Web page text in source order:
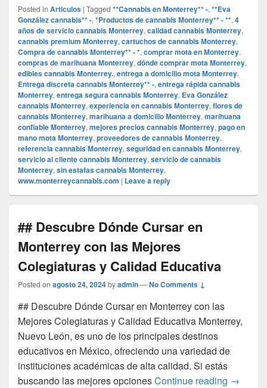
Posted in Articulos | Tagged **Cannabis en Monterrey** -, **Eva
González cannabis** -, *Productos de cannabis Monterrey** - **, 4
años de servicio cannabis Monterrey, calidad cannabis Monterrey,
cannabis premium Monterrey, cartuchos de cannabis Monterrey,
Compra de cannabis Monterrey** - *, comprar mota en Monterrey,
compras de marihuana Monterrey, dónde comprar mota Monterrey,
edibles cannabis Monterrey., entrega a domicilio mota Monterrey,
Entrega discreta cannabis Monterrey** -, entrega rápida cannabis
Monterrey, entrega segura cannabis Monterrey, Eva González
cannabis Monterrey, experiencia en cannabis Monterrey, flores de
cannabis Monterrey, marihuana a domicilio Monterrey, marihuana
confiable Monterrey, mejores precios cannabis Monterrey, pago en
mano mota Monterrey, proveedores de cannabis Monterrey,
referencia cannabis Monterrey, seguridad en cannabis Monterrey,
servicio al cliente cannabis Monterrey, servicio de cannabis
Monterrey, sin estafas cannabis Monterrey,
www.monterreycannabis.com | Leave a reply
## Descubre Dónde Cursar en
Monterrey con las Mejores
Colegiaturas y Calidad Educativa
Posted on agosto 24, 2024byadmin—No Comments ↓
## Descubre Dónde Cursar en Monterrey con las
Mejores Colegiaturas y Calidad Educativa Monterrey,
Nuevo León, es uno de los principales destinos
educativos en México, ofreciendo una variedad de
instituciones académicas de alta calidad. Si estás
buscando las mejores opcionesContinue reading ##
→